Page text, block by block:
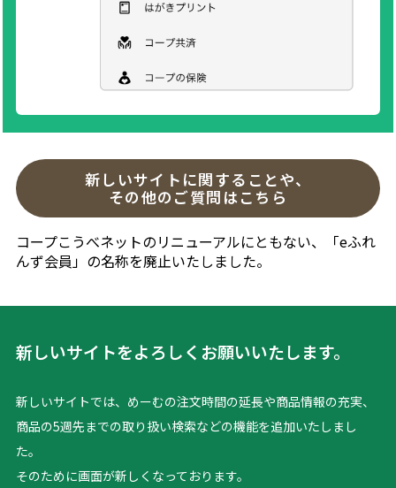
新しいサイトに関することや、
その他のご質問はこちら
コープこうべネットのリニューアルにともない、「eふれ
んず会員」の名称を廃止いたしました。
新しいサイトをよろしくお願いいたします。
新しいサイトでは、めーむの注文時間の延長や商品情報の充実、
商品の5週先までの取り扱い検索などの機能を追加いたしまし
た。
そのために画面が新しくなっております。